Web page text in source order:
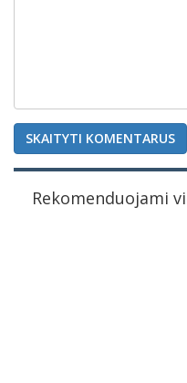
SKAITYTI KOMENTARUS
Rekomenduojami